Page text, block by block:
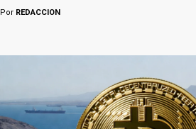
Por REDACCION